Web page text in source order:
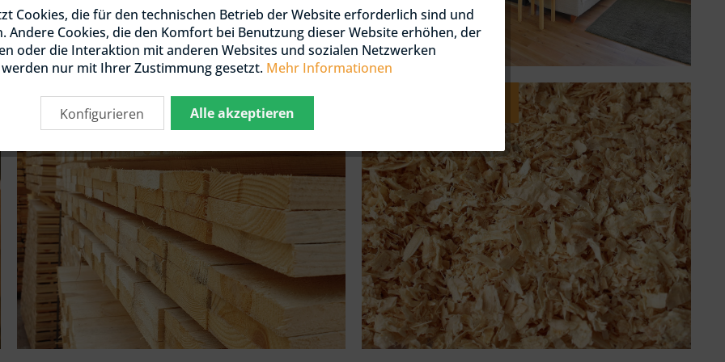
/ DOUGLASIE
/ KDI
UND LATTEN
/ DOUGLASIE
/ DOUGLASIE
Schnittholz
Cookies, die für den technischen Betrieb der Website erforderlich sind und
Andere Cookies, die den Komfort bei Benutzung dieser Website erhöhen, der
oder die Interaktion mit anderen Websites und sozialen Netzwerken
nur mit Ihrer Zustimmung gesetzt. Mehr Informationen
Alle akzeptieren
Konfigurieren